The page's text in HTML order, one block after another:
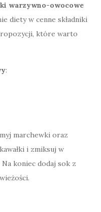
warzywno-owocowe
diety w cenne składniki
które warto
:
marchewki oraz
i zmiksuj w
koniec dodaj sok z